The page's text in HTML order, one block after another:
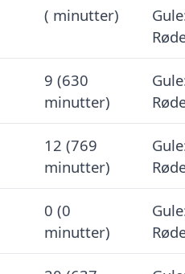
( minutter)
9 (630
minutter)
12 (769
minutter)
0 (0
minutter)